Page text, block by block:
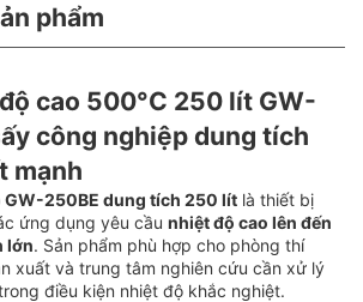
phẩm
cao 500°C 250 lít GW-
công nghiệp dung tích
mạnh
GW-250BE dung tích 250 lít là thiết bị
ứng dụng yêu cầu nhiệt độ cao lên đến
lớn. Sản phẩm phù hợp cho phòng thí
xuất và trung tâm nghiên cứu cần xử lý
điều kiện nhiệt độ khắc nghiệt.